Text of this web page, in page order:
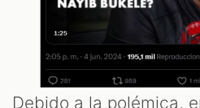
Debido a la polémica,